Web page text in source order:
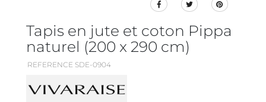
Tapis en jute et coton Pippa
naturel (200 x 290 cm)
REFERENCE SDE-0904